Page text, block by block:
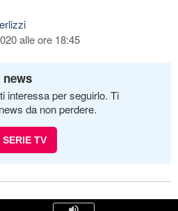
alle ore 18:45
interessa per seguirlo. Ti
da non perdere.
SERIE TV